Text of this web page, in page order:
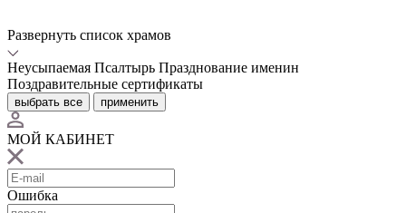
Развернуть список храмов
Неусыпаемая Псалтырь Празднование именин
Поздравительные сертификаты
выбрать все применить
МОЙ КАБИНЕТ
Ошибка